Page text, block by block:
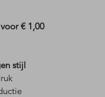
€ 1,00
stijl